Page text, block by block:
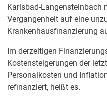
Karlsbad-Langensteinbach
Vergangenheit auf eine
Krankenhausfinanzierung
Im derzeitigen
Kostensteigerungen der
Personalkosten und
refinanziert, heißt es.